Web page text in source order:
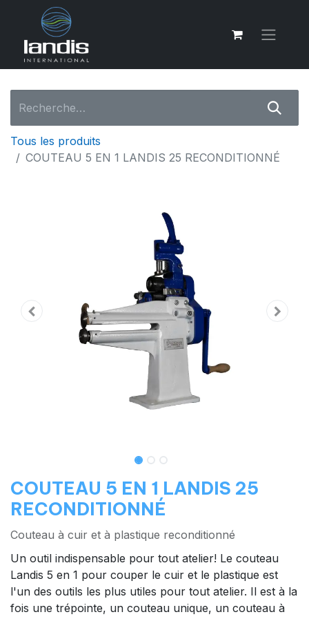
Tous les produits
COUTEAU 5 EN 1 LANDIS 25 RECONDITIONNÉ
COUTEAU 5 EN 1 LANDIS 25
RECONDITIONNÉ
Couteau à cuir et à plastique reconditionné
Un outil indispensable pour tout atelier! Le couteau
Landis 5 en 1 pour couper le cuir et le plastique est
l'un des outils les plus utiles pour tout atelier. Il est à la
fois une trépointe, un couteau unique, un couteau à